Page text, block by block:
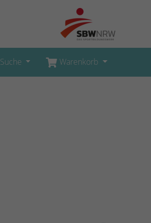
Suche Warenkorb